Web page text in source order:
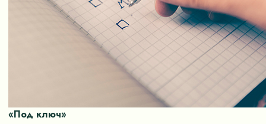
«Под ключ»